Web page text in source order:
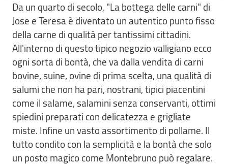
Da un quarto di secolo, "La bottega delle carni" di
Jose e Teresa è diventato un autentico punto fisso
della carne di qualità per tantissimi cittadini.
All'interno di questo tipico negozio valligiano ecco
ogni sorta di bontà, che va dalla vendita di carni
bovine, suine, ovine di prima scelta, una qualità di
salumi che non ha pari, nostrani, tipici piacentini
come il salame, salamini senza conservanti, ottimi
spiedini preparati con delicatezza e grigliate
miste. Infine un vasto assortimento di pollame. Il
tutto condito con la semplicità e la bontà che solo
un posto magico come Montebruno può regalare.